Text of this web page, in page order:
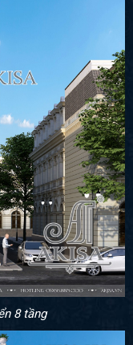
8 tầng